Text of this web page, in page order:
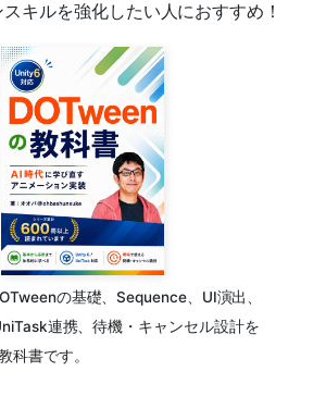
キルを強化したい人におすすめ！
の基礎、Sequence、UI演出、
連携、待機・キャンセル設計を
科書です。